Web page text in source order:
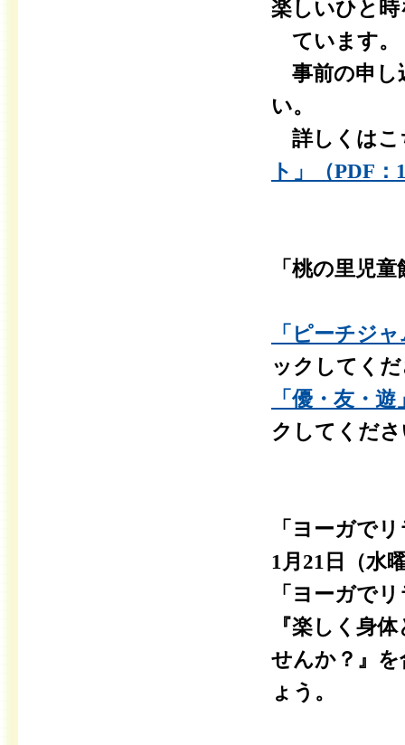
楽しいひと
ています。
事前の申し
い。
詳しくはこ
ト」（PDF
「桃の里児
「ピーチジ
ックしてく
「優・友・
クしてくだ
「ヨーガで
1月21日（水
「ヨーガで
『楽しく身
せんか？』
ょう。